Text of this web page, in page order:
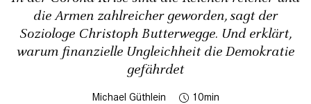
die Armen zahlreicher geworden, sagt der
Soziologe Christoph Butterwegge. Und erklärt,
warum finanzielle Ungleichheit die Demokratie
gefährdet
Michael Güthlein 10